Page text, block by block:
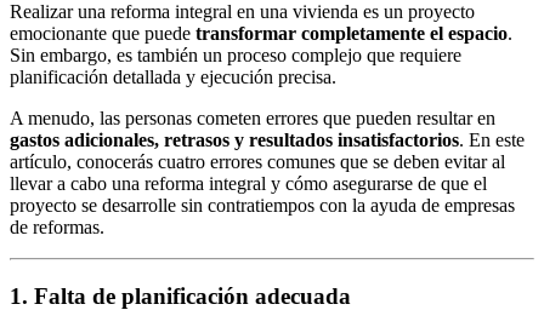
Realizar una reforma integral en una vivienda es un proyecto
emocionante que puede transformar completamente el espacio.
Sin embargo, es también un proceso complejo que requiere
planificación detallada y ejecución precisa.
A menudo, las personas cometen errores que pueden resultar en
gastos adicionales, retrasos y resultados insatisfactorios. En este
artículo, conocerás cuatro errores comunes que se deben evitar al
llevar a cabo una reforma integral y cómo asegurarse de que el
proyecto se desarrolle sin contratiempos con la ayuda de empresas
de reformas.
1. Falta de planificación adecuada